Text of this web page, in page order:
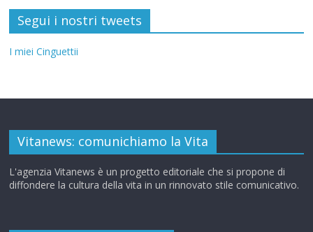
Segui i nostri tweets
I miei Cinguettii
Vitanews: comunichiamo la Vita
L'agenzia Vitanews è un progetto editoriale che si propone di
diffondere la cultura della vita in un rinnovato stile comunicativo.